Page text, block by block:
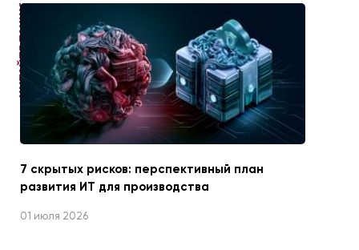
ЧИТАЙТЕ ТАКЖЕ
7 скрытых рисков: перспективный план
развития ИТ для производства
01 июля 2026